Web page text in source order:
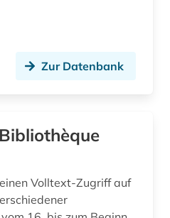
librettist; lyriker;
Zur Datenbank
Volltext-Zugriff auf